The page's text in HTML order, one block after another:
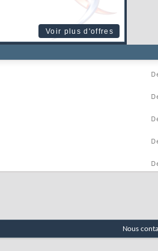
Voir plus d'offres
Nous